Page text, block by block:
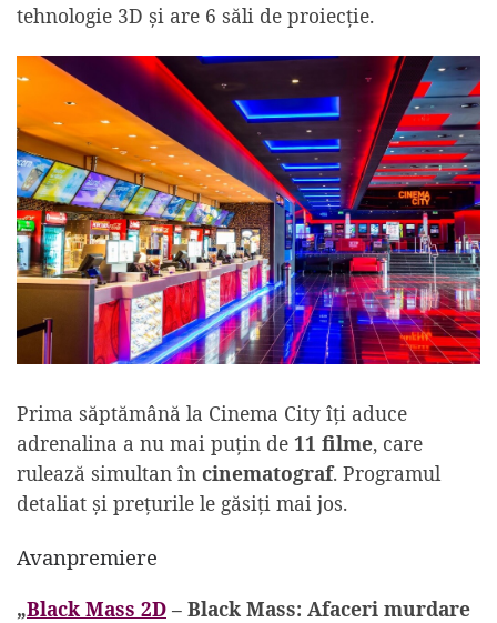
tehnologie 3D și are 6 săli de proiecție.
Prima săptămână la Cinema City îți aduce
adrenalina a nu mai puțin de 11 filme, care
rulează simultan în cinematograf. Programul
detaliat și prețurile le găsiți mai jos.
Avanpremiere
„Black Mass 2D – Black Mass: Afaceri murdare